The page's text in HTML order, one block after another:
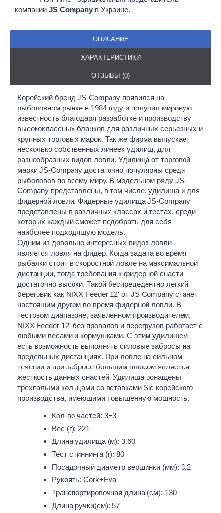
компании JS Company в Украине.
ОПИСАНИЕ
ХАРАКТЕРИСТИКИ
ОТЗЫВЫ (0)
Корейский бренд JS-Company появился на
рыболовном рынке в 1984 году и получил мировую
известность благодаря разработке и производству
высококлассных бланков для различных серьезных и
крупных торговых марок. Так же фирма выпускает
несколько собственных линеек удилищ, для
разнообразных видов ловли. Удилища от торговой
марки JS-Company достаточно популярны среди
рыболовов по всему миру. В модельном ряду JS-
Company представлены, в том числе, удилища и для
фидерной ловли. Фидерные удилища JS-Company
представлены в различных классах и тестах, среди
которых каждый сможет подобрать для себя
наиболее подходящую модель.
Одним из довольно интересных видов ловли
является ловля на фидер. Когда задача во время
рыбалки стоит в скоростной ловле на максимальной
дистанции, тогда требования к фидерной снасти
достаточно высоки. Такой беспрецедентно легкий
береговик как NIXX Feeder 12' от JS Company станет
настоящим другом во время фидерной ловли. В
тестовом диапазоне, заявленном производителем,
NIXX Feeder 12' без провалов и перегрузов работает с
любыми весами и кормушками. С этим удилищем
есть возможность выполнять силовые забросы на
предельных дистанциях. При ловле на сильном
течении и при забросе большим плюсом является
жесткость данных снастей. Удилища оснащены
трехпалыми кольцами со вставками Sic корейского
производства, имеющими повышенную мощность.
Кол-во частей: 3+3
Вес (г): 221
Длина удилища (м): 3.60
Тест спиннинга (г): 80
Посадочный диаметр вершинки (мм): 3,2
Рукоять: Cork+Eva
Транспортировочная длина (см): 130
Длина ручки(см): 57